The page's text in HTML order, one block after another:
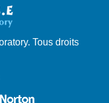
Tous droits